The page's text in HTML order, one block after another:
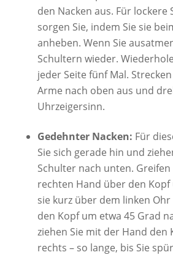
den Nacken aus. Für lockere
sorgen Sie, indem Sie sie
anheben. Wenn Sie
Schultern wieder.
jeder Seite fünf Mal.
Arme nach oben aus und
Uhrzeigersinn.
Gedehnter Nacken: Für
Sie sich gerade hin und
Schulter nach unten.
rechten Hand über den Kopf
sie kurz über dem linken Ohr
den Kopf um etwa 45 Grad
ziehen Sie mit der Hand den
rechts – so lange, bis Sie